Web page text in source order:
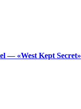
— «West Kept Secret»